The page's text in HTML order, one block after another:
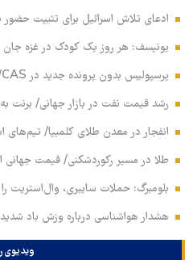
ادعای تلاش اسرائیل برای تثبیت
یونیسف: هر روز یک کودک در غزه
پرسپولیس بدون پرونده جدید در CAS/ جدایی‌ها با توافق انجام شد
رشد قیمت نفت در بازار جهانی/ برنت به ۸۳ دلار نزدیک شد
انفجار در معدن طلای کلمبیا/ تیم‌های
طلا در مسیر رکوردشکنی/ قیمت جهانی از ۴۲۶۰ دلار عبور
بلومبرگ: حملات سایبری، وال‌استریت
هشدار هواشناسی درباره وزش باد
ویدیوی